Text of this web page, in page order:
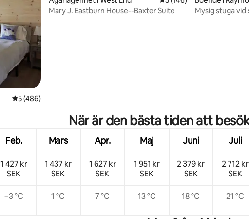
5 av 5 i genomsnittligt betyg, 486 omdömen
5 (486)
Mary J. Eastburn House--Baxter Suite
Mysig stuga vid
När är den bästa tiden att
Feb. Mars Apr. Maj Juni Juli
1 427 kr
SEK
1 437 kr
SEK
1 627 kr
SEK
1 951 kr
SEK
2 379 kr
SEK
2 712 kr
SEK
−3 °C 1 °C 7 °C 13 °C 18 °C 21 °C